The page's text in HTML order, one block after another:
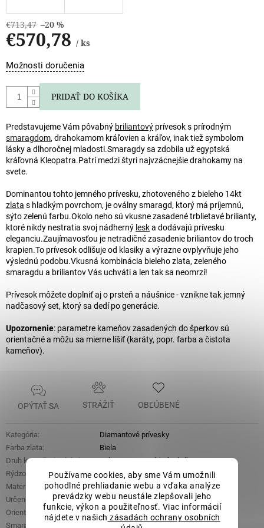
Používame cookies, aby sme Vám umožnili
pohodlné prehliadanie webu a vďaka analýze
prevádzky webu neustále zlepšovali jeho
funkcie, výkon a použiteľnosť. Viac informácií
nájdete v našich zásadách ochrany osobních
€713,47 –20 %
€570,78 / ks
Jednotková
cena:
Možnosti doručenia
PRIDAŤ DO KOŠÍKA
Predstavujeme Vám pôvabný briliantový prívesok s prírodným
smaragdom, drahokamom kráľovien a kráľov, inak tiež symbolom
lásky a dlhoročnej mladosti.Smaragdy sa zdobila už egyptská
kráľovná Kleopatra.Patrí medzi štyri najvzácnejšie drahokamy na
svete.
Dominantou tohto jemného prívesku, zhotoveného z bieleho 14kt
zlata s hladkým povrchom, je oválny smaragd, ktorý má príjemnú,
sýto zelenú farbu.Okolo neho sú vkusne zasadené trblietavé brilianty,
ktoré nikdy nestratia svoj nádherný leska dodávajú prívesku
eleganciu.Zaujímavosťou je netradičné zasadenie briliantov do troch
krapien.To prívesok odlišuje od klasiky a výrazne ovplyvňuje jeho
výslednú podobu.Vkusná kombinácia bieleho zlata, zeleného
smaragdu a briliantov Vás uchváti a len tak sa neomrzí!
Prívesok môžete doplniť aj o prsteň a náušnice - vznikne tak jemný
nadčasový set, ktorý sa dedí po generácie.
Upozornenie: parametre kameňov zasadených do šperkov sú
orientačné a môžu sa mierne líšiť (karáty, popr. farba a čistota
kameňov).
OPÝTAŤ SA STRÁŽIŤ OBĽÚBENÉ
Kategória:
Diamantové prívesky
Farba zlata:
Biela
Druh kameňa (ozdoba): Briliant,Smaragd (prírodný)
Rýdzosť
Zlato 14kt 585/1000
Materiál
Zlato
Určené pre
Dámske
Orientačná hmotnosť :
0,53 g
Smaragd
0,40 ct